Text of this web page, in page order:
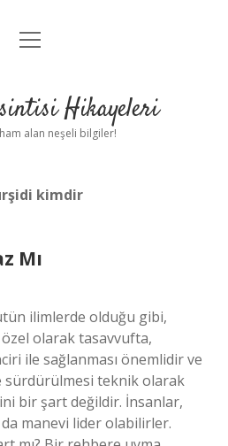
Anasayfa
Uyarı
menüyü
Hikayeleri
alan neşeli bilgiler!
kimdir
Mı
ilimlerde olduğu gibi,
olarak tasavvufta,
ile sağlanması önemlidir ve
sürdürülmesi teknik olarak
bir şart değildir. İnsanlar,
manevi lider olabilirler.